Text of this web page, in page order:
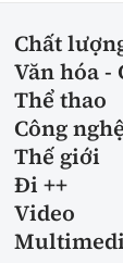
Chất
Văn hóa
Thể thao
Công nghệ
Thế giới
Đi ++
Video